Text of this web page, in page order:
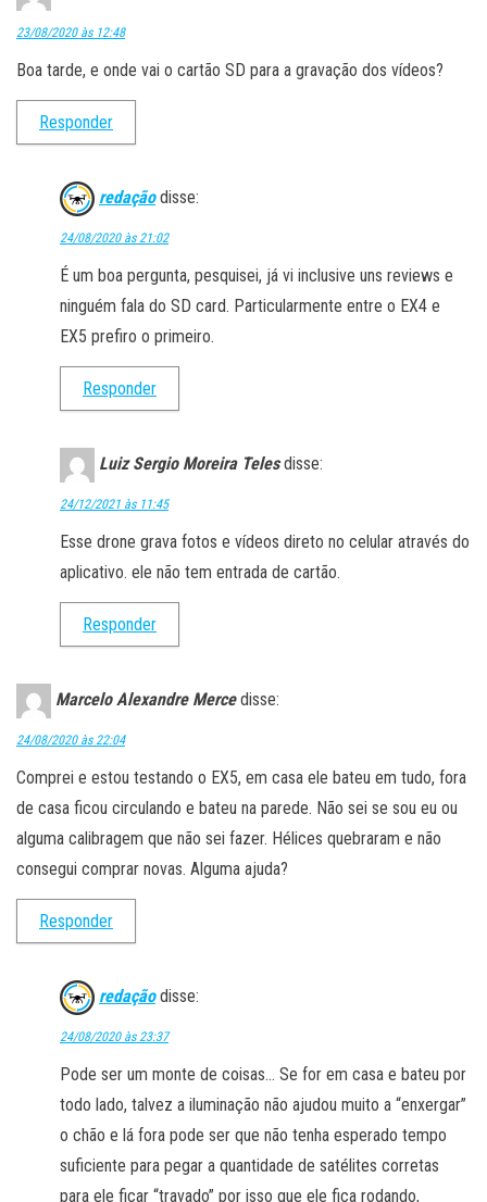
23/08/2020 às 12:48
Boa tarde, e onde vai o cartão SD para a gravação dos vídeos?
Responder
redação disse:
24/08/2020 às 21:02
É um boa pergunta, pesquisei, já vi inclusive uns reviews e
ninguém fala do SD card. Particularmente entre o EX4 e
EX5 prefiro o primeiro.
Responder
Luiz Sergio Moreira Teles disse:
24/12/2021 às 11:45
Esse drone grava fotos e vídeos direto no celular através do
aplicativo. ele não tem entrada de cartão.
Responder
Marcelo Alexandre Merce disse:
24/08/2020 às 22:04
Comprei e estou testando o EX5, em casa ele bateu em tudo, fora
de casa ficou circulando e bateu na parede. Não sei se sou eu ou
alguma calibragem que não sei fazer. Hélices quebraram e não
consegui comprar novas. Alguma ajuda?
Responder
redação disse:
24/08/2020 às 23:37
Pode ser um monte de coisas… Se for em casa e bateu por
todo lado, talvez a iluminação não ajudou muito a “enxergar”
o chão e lá fora pode ser que não tenha esperado tempo
suficiente para pegar a quantidade de satélites corretas
para ele ficar “travado” por isso que ele fica rodando,